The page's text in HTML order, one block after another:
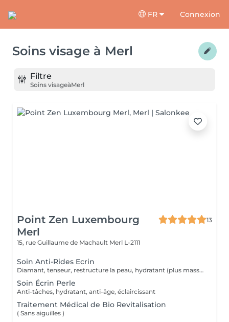
FR Connexion
Soins visage à Merl
Filtre
Soins visageàMerl
Point Zen Luxembourg
Merl
13
15, rue Guillaume de Machault Merl L-2111
Soin Anti-Rides Ecrin
Diamant, tenseur, restructure la peau, hydratant (plus massage des pieds)
Soin Écrin Perle
Anti-tâches, hydratant, anti-âge, éclaircissant
Traitement Médical de Bio Revitalisation
( Sans aiguilles )